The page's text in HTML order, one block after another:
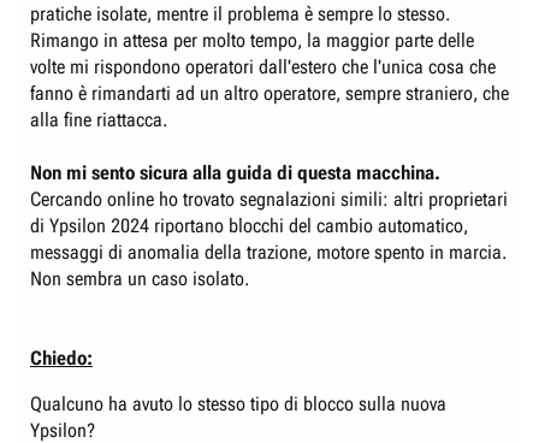
pratiche isolate, mentre il problema è sempre lo stesso.
Rimango in attesa per molto tempo, la maggior parte delle
volte mi rispondono operatori dall'estero che l'unica cosa che
fanno è rimandarti ad un altro operatore, sempre straniero, che
alla fine riattacca.
Non mi sento sicura alla guida di questa macchina.
Cercando online ho trovato segnalazioni simili: altri proprietari
di Ypsilon 2024 riportano blocchi del cambio automatico,
messaggi di anomalia della trazione, motore spento in marcia.
Non sembra un caso isolato.
Chiedo:
Qualcuno ha avuto lo stesso tipo di blocco sulla nuova
Ypsilon?